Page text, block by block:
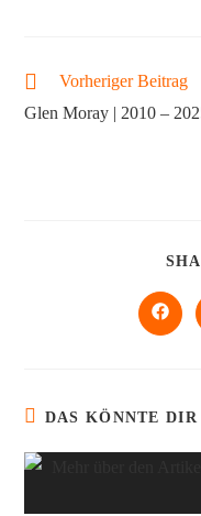
Vorheriger Beitrag
Glen Moray | 2010 –
DAS KÖNNTE